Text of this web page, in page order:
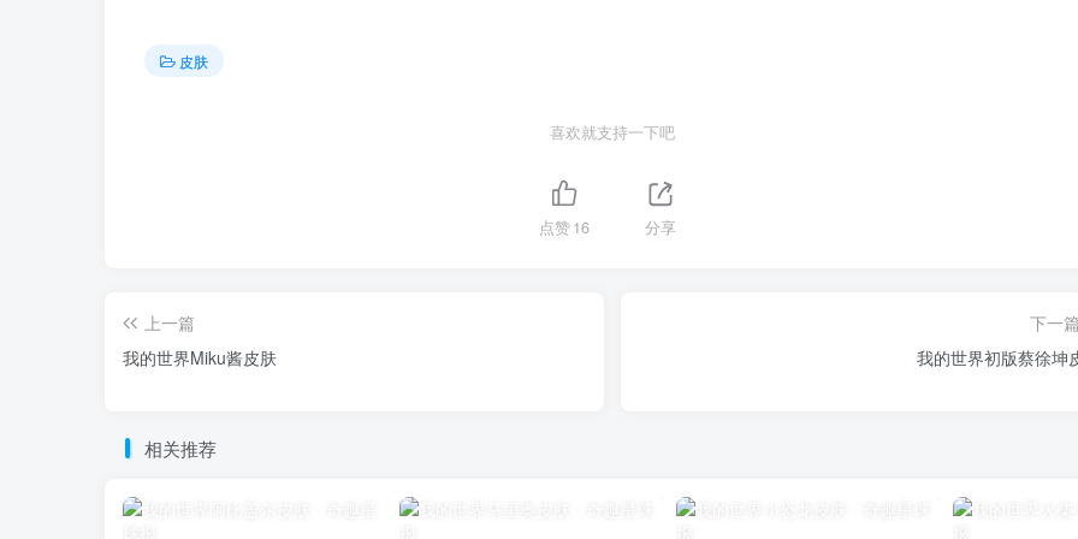
皮肤
喜欢就支持一下吧
点赞16 分享
上一篇
我的世界Miku酱皮肤
下一
我的世界初版蔡徐坤
相关推荐